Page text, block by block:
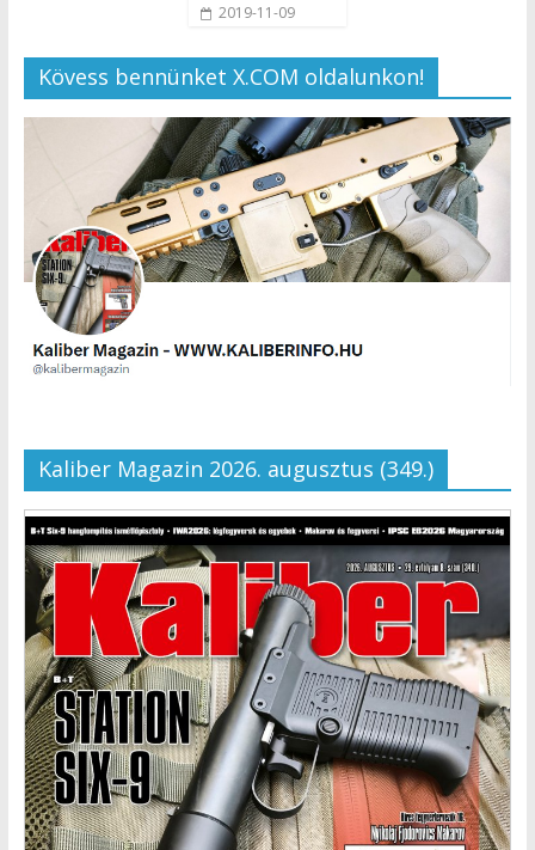
2019-11-09
Kövess bennünket X.COM oldalunkon!
Kaliber Magazin 2026. augusztus (349.)